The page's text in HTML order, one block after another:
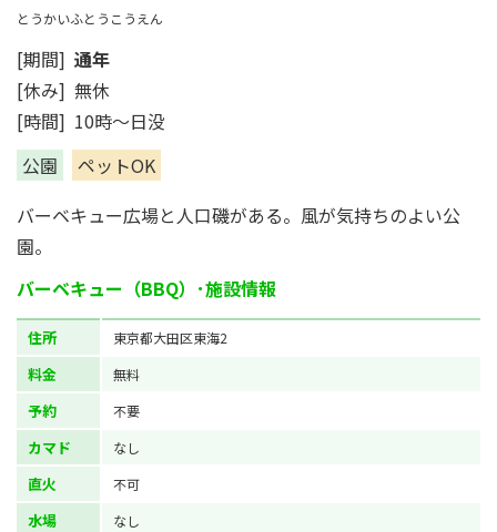
とうかいふとうこうえん
[期間] 通年
[休み] 無休
[時間] 10時～日没
公園
ペットOK
バーベキュー広場と人口磯がある。風が気持ちのよい公
園。
バーベキュー（BBQ）･施設情報
住所 東京都大田区東海2
料金 無料
予約 不要
カマド なし
直火 不可
水場 なし